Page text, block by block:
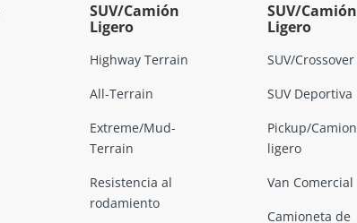
SUV/Camión
Ligero
Highway Terrain
All-Terrain
Extreme/Mud-
Terrain
Resistencia al
rodamiento
SUV/Camión
Ligero
SUV/Crossover
SUV Deportiva
Pickup/Camion
ligero
Van Comercial
Camioneta de